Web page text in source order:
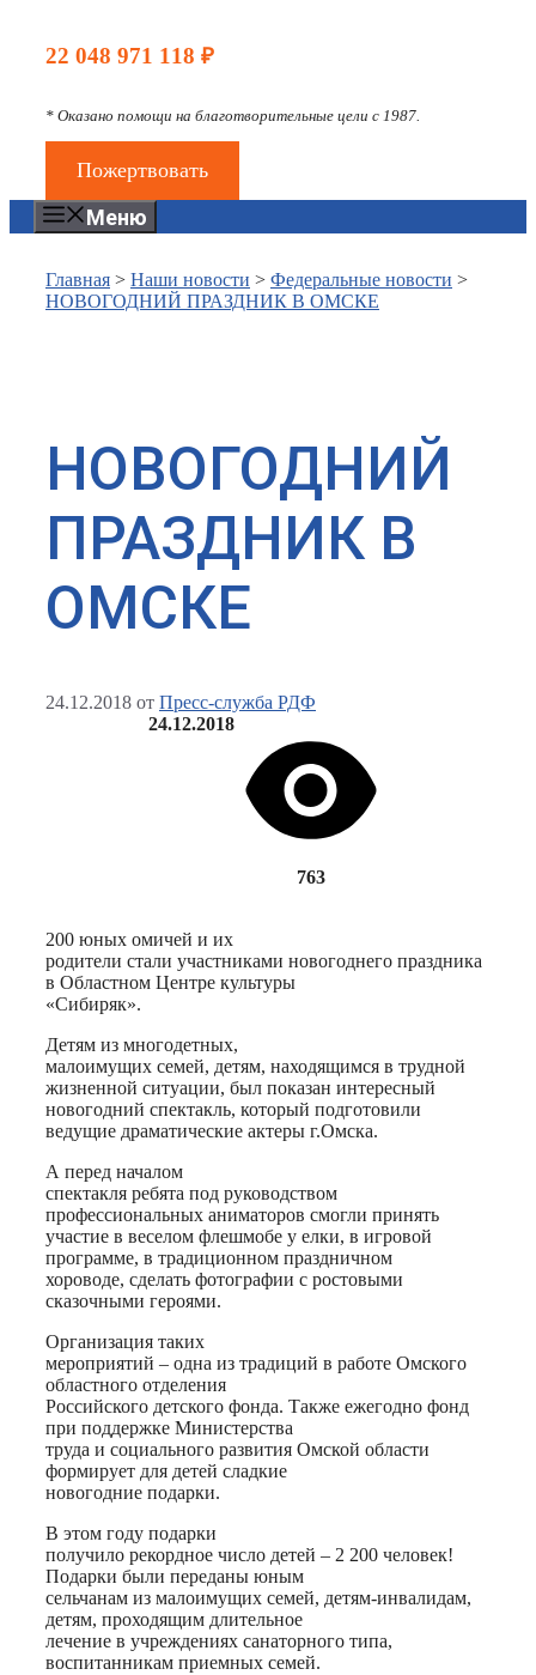
22 048 971 118 ₽
* Оказано помощи на благотворительные цели с 1987.
Пожертвовать
Меню
Главная > Наши новости > Федеральные новости >
НОВОГОДНИЙ ПРАЗДНИК В ОМСКЕ
НОВОГОДНИЙ
ПРАЗДНИК В
ОМСКЕ
24.12.2018 от Пресс-служба РДФ
24.12.2018
763
200 юных омичей и их
родители стали участниками новогоднего праздника
в Областном Центре культуры
«Сибиряк».
Детям из многодетных,
малоимущих семей, детям, находящимся в трудной
жизненной ситуации, был показан интересный
новогодний спектакль, который подготовили
ведущие драматические актеры г.Омска.
А перед началом
спектакля ребята под руководством
профессиональных аниматоров смогли принять
участие в веселом флешмобе у елки, в игровой
программе, в традиционном праздничном
хороводе, сделать фотографии с ростовыми
сказочными героями.
Организация таких
мероприятий – одна из традиций в работе Омского
областного отделения
Российского детского фонда. Также ежегодно фонд
при поддержке Министерства
труда и социального развития Омской области
формирует для детей сладкие
новогодние подарки.
В этом году подарки
получило рекордное число детей – 2 200 человек!
Подарки были переданы юным
сельчанам из малоимущих семей, детям-инвалидам,
детям, проходящим длительное
лечение в учреждениях санаторного типа,
воспитанникам приемных семей.